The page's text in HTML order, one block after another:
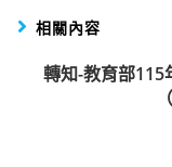
相關內容
轉知-教育部115